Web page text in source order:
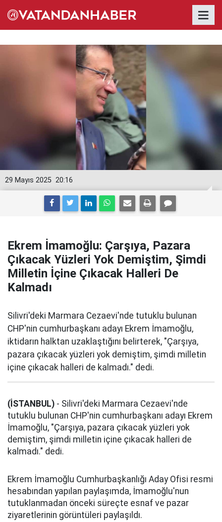
20:16
29 Mayıs 2025
Ekrem İmamoğlu: Çarşıya, Pazara
Çıkacak Yüzleri Yok Demiştim, Şimdi
Milletin İçine Çıkacak Halleri De
Kalmadı
Silivri'deki Marmara Cezaevi'nde tutuklu bulunan
CHP'nin cumhurbaşkanı adayı Ekrem İmamoğlu,
iktidarın halktan uzaklaştığını belirterek, "Çarşıya,
pazara çıkacak yüzleri yok demiştim, şimdi milletin
içine çıkacak halleri de kalmadı." dedi.
(İSTANBUL) - Silivri'deki Marmara Cezaevi'nde
tutuklu bulunan CHP'nin cumhurbaşkanı adayı Ekrem
İmamoğlu, "Çarşıya, pazara çıkacak yüzleri yok
demiştim, şimdi milletin içine çıkacak halleri de
kalmadı." dedi.
Ekrem İmamoğlu Cumhurbaşkanlığı Aday Ofisi resmi
hesabından yapılan paylaşımda, İmamoğlu'nun
tutuklanmadan önceki süreçte esnaf ve pazar
ziyaretlerinin görüntüleri paylaşıldı.